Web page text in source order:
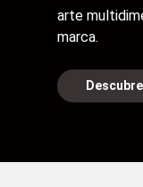
arte
marca.